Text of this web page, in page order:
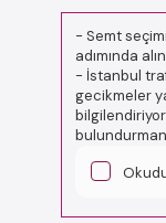
- Semt
adımında
- İstanbul
gecikmeler